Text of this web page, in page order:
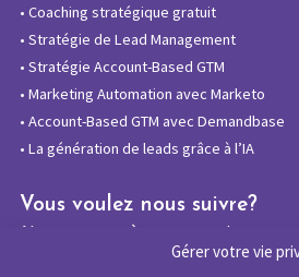
Gérer votre vie
• Coaching stratégique gratuit
• Stratégie de Lead Management
• Stratégie Account-Based GTM
• Marketing Automation avec Marketo
• Account-Based GTM avec Demandbase
• La génération de leads grâce à l’IA
Vous voulez nous suivre?
Abonnez-vous à notre newsletter